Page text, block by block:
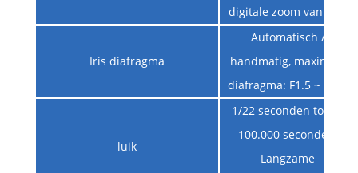
digitale zoom van 16 x
Iris diafragma
Automatisch /
handmatig, maximaal
diafragma: F1.5 ~ F 3.4
luik
1/22 seconden tot 1 /
100.000 seconden;
Langzame